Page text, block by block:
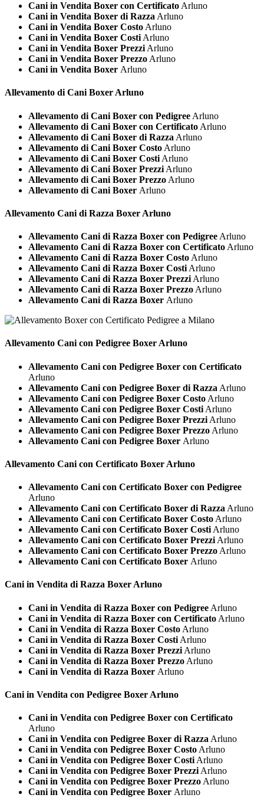
Cani in Vendita Boxer con Certificato Arluno
Cani in Vendita Boxer di Razza Arluno
Cani in Vendita Boxer Costo Arluno
Cani in Vendita Boxer Costi Arluno
Cani in Vendita Boxer Prezzi Arluno
Cani in Vendita Boxer Prezzo Arluno
Cani in Vendita Boxer Arluno
Allevamento di Cani Boxer Arluno
Allevamento di Cani Boxer con Pedigree Arluno
Allevamento di Cani Boxer con Certificato Arluno
Allevamento di Cani Boxer di Razza Arluno
Allevamento di Cani Boxer Costo Arluno
Allevamento di Cani Boxer Costi Arluno
Allevamento di Cani Boxer Prezzi Arluno
Allevamento di Cani Boxer Prezzo Arluno
Allevamento di Cani Boxer Arluno
Allevamento Cani di Razza Boxer Arluno
Allevamento Cani di Razza Boxer con Pedigree Arluno
Allevamento Cani di Razza Boxer con Certificato Arluno
Allevamento Cani di Razza Boxer Costo Arluno
Allevamento Cani di Razza Boxer Costi Arluno
Allevamento Cani di Razza Boxer Prezzi Arluno
Allevamento Cani di Razza Boxer Prezzo Arluno
Allevamento Cani di Razza Boxer Arluno
Allevamento Cani con Pedigree Boxer Arluno
Allevamento Cani con Pedigree Boxer con Certificato
Arluno
Allevamento Cani con Pedigree Boxer di Razza Arluno
Allevamento Cani con Pedigree Boxer Costo Arluno
Allevamento Cani con Pedigree Boxer Costi Arluno
Allevamento Cani con Pedigree Boxer Prezzi Arluno
Allevamento Cani con Pedigree Boxer Prezzo Arluno
Allevamento Cani con Pedigree Boxer Arluno
Allevamento Cani con Certificato Boxer Arluno
Allevamento Cani con Certificato Boxer con Pedigree
Arluno
Allevamento Cani con Certificato Boxer di Razza Arluno
Allevamento Cani con Certificato Boxer Costo Arluno
Allevamento Cani con Certificato Boxer Costi Arluno
Allevamento Cani con Certificato Boxer Prezzi Arluno
Allevamento Cani con Certificato Boxer Prezzo Arluno
Allevamento Cani con Certificato Boxer Arluno
Cani in Vendita di Razza Boxer Arluno
Cani in Vendita di Razza Boxer con Pedigree Arluno
Cani in Vendita di Razza Boxer con Certificato Arluno
Cani in Vendita di Razza Boxer Costo Arluno
Cani in Vendita di Razza Boxer Costi Arluno
Cani in Vendita di Razza Boxer Prezzi Arluno
Cani in Vendita di Razza Boxer Prezzo Arluno
Cani in Vendita di Razza Boxer Arluno
Cani in Vendita con Pedigree Boxer Arluno
Cani in Vendita con Pedigree Boxer con Certificato
Arluno
Cani in Vendita con Pedigree Boxer di Razza Arluno
Cani in Vendita con Pedigree Boxer Costo Arluno
Cani in Vendita con Pedigree Boxer Costi Arluno
Cani in Vendita con Pedigree Boxer Prezzi Arluno
Cani in Vendita con Pedigree Boxer Prezzo Arluno
Cani in Vendita con Pedigree Boxer Arluno